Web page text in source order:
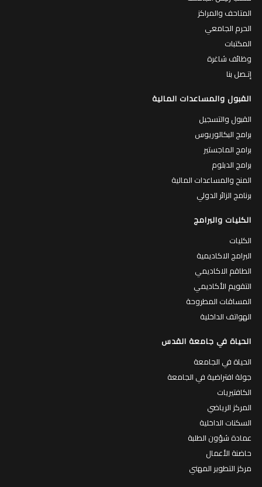
المتاحف والمراكز
الحرم الجامعي
المكتبات
وظائف شاغرة
إتـصل بنا
القبول والمساعدات المالية
القبول والتسجيل
برامج البكالوريوس
برامج الماجستير
برامج الدبلوم
المنح والمساعدات المالية
برنامج الزائر الدولي
الكليات والبرامج
الكليات
البرامج الاكاديمية
الطاقم الاكاديمي
التقويم الأكاديمي
المساقات المطروحة
الهواتف الداخلية
الحياة في جامعة القدس
الحياة في الجامعة
جولة افتراضية في الجامعة
الكافتيريات
المركز الرياضي
السكنات الداخلية
عمادة شؤون الطلبة
حاضنة الأعمال
مركز التطوير المهني